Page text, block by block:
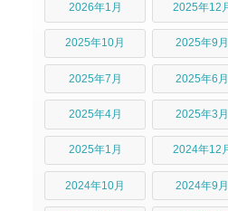
2026年1月 2025年12
2025年10月 2025年9月
2025年7月 2025年6月
2025年4月 2025年3月
2025年1月 2024年12
2024年10月 2024年9月